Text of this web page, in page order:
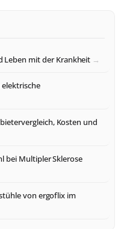
Leben mit der Krankheit
elektrische
Kosten und
bei Multipler Sklerose
von ergoflix im